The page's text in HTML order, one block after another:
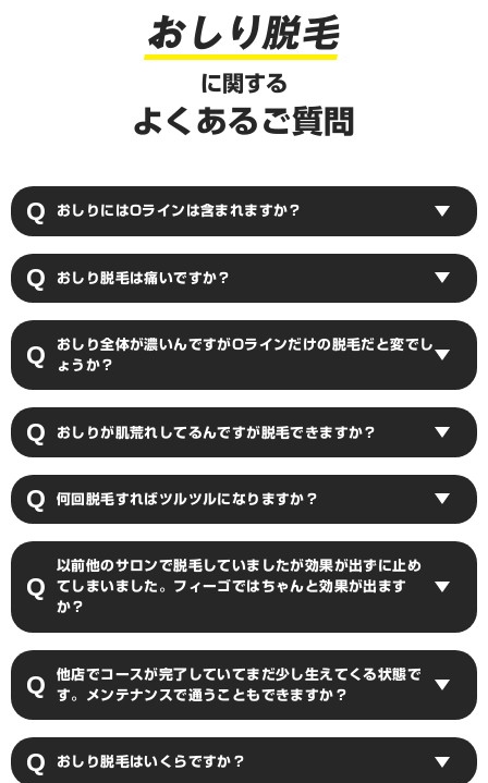
おしり脱毛
に関する
よくあるご質問
おしりにはOラインは含まれますか？
おしりはOラインを除くおしり全体が照射範囲となっております。Oラ
インは別パーツとなりますのでご了承ください。
おしり脱毛は痛いですか？
おしりの脱毛の痛みはほとんどありませんが、割れ目付近は多少痛みを
感じることがありますので、痛みが不安な方はスタッフまでご相談くだ
さい。
おしり全体が濃いんですがOラインだけの脱毛だと変でし
ょうか？
Oラインの照射範囲はおしりの割れ目までとなるため、おしり全体の毛
が濃い場合は脱毛によって毛の境目が生まれてしまう可能性がございま
おしりが肌荒れしてるんですが脱毛できますか？
脱毛によって肌荒れが悪化する可能性がございますので、脱毛をご希望
の場合はご了承ください。肌荒れの部分を避けて照射を行うことも可能
何回脱毛すればツルツルになりますか？
毛量によって個人差がありますが、薄い方で6～10回、濃い方で15回前
後が脱毛完了の目安となります。
以前他のサロンで脱毛していましたが効果が出ずに止め
てしまいました。フィーゴではちゃんと効果が出ます
か？
当店は医療脱毛と同じ仕組みで脱毛できる「IPL脱毛」を導入しており
ます。効果の低い「SHR脱毛」とは異なり、しっかり毛根にアプローチ
して毛を減らすことが可能となっておりますのでご安心ください。
他店でコースが完了していてまだ少し生えてくる状態で
す。メンテナンスで通うこともできますか？
もちろんです。当店は都度払い制ですので「ほんの少し残っているから
ここだけやってほしい」「少し生えてきたから気になる」といったタイ
おしり脱毛はいくらですか？